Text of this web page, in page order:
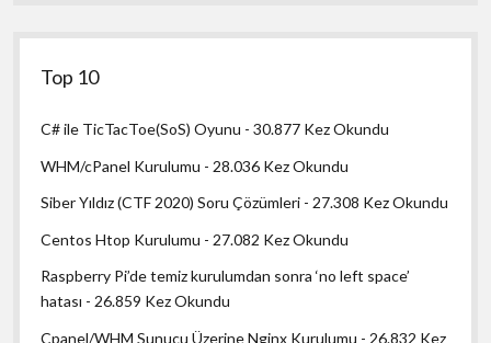
Top 10
C# ile TicTacToe(SoS) Oyunu - 30.877 Kez Okundu
WHM/cPanel Kurulumu - 28.036 Kez Okundu
Siber Yıldız (CTF 2020) Soru Çözümleri - 27.308 Kez Okundu
Centos Htop Kurulumu - 27.082 Kez Okundu
Raspberry Pi’de temiz kurulumdan sonra ‘no left space’
hatası - 26.859 Kez Okundu
Cpanel/WHM Sunucu Üzerine Nginx Kurulumu - 26.832 Kez